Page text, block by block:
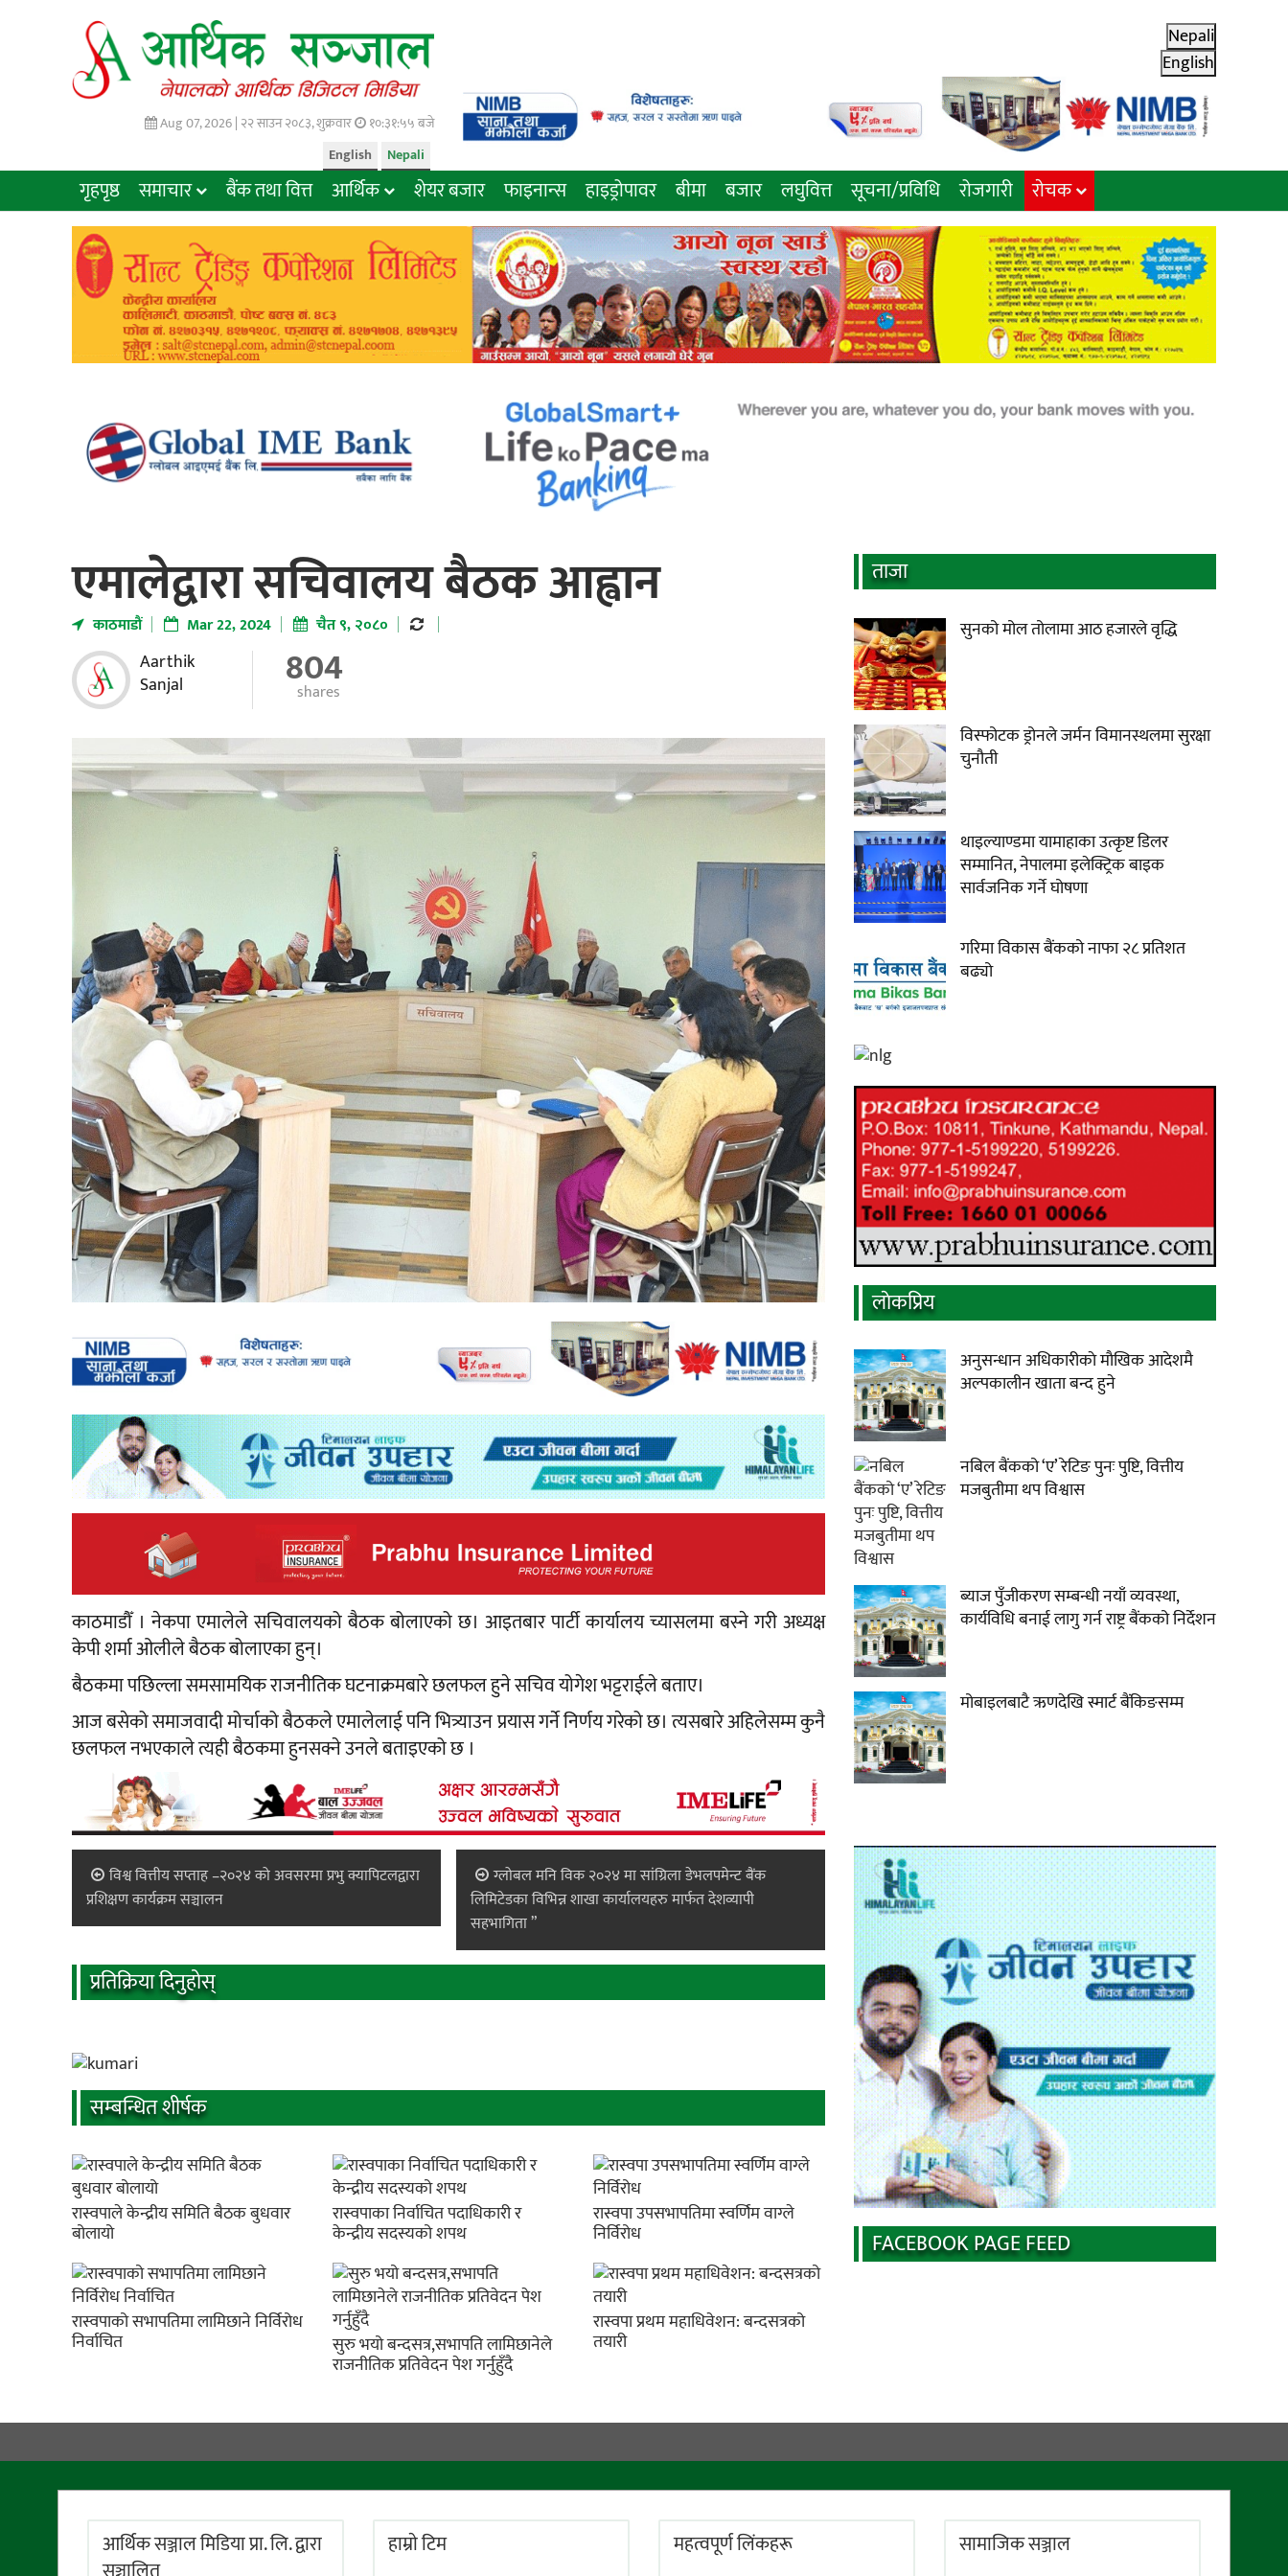
Aug 07, 2026 | २२ साउन २०८३, शुक्रवार
१०:३१:५६ बजे
Nepali
English
Nepali
English
गृहपृष्ठ समाचार बैंक तथा वित्त आर्थिक शेयर बजार फाइनान्स हाइड्रोपावर बीमा बजार लघुवित्त सूचना/प्रविधि रोजगारी राेचक
एमालेद्वारा सचिवालय बैठक आह्वान
काठमाडाैं Mar 22, 2024 चैत ९, २०८०
Aarthik
Sanjal
804
shares
काठमाडौँ । नेकपा एमालेले सचिवालयको बैठक बोलाएको छ। आइतबार पार्टी कार्यालय च्यासलमा बस्ने गरी अध्यक्ष
केपी शर्मा ओलीले बैठक बोलाएका हुन्।
बैठकमा पछिल्ला समसामयिक राजनीतिक घटनाक्रमबारे छलफल हुने सचिव योगेश भट्टराईले बताए।
आज बसेको समाजवादी मोर्चाको बैठकले एमालेलाई पनि भित्र्याउन प्रयास गर्ने निर्णय गरेको छ। त्यसबारे अहिलेसम्म कुनै
छलफल नभएकाले त्यही बैठकमा हुनसक्ने उनले बताइएको छ ।
विश्व वित्तीय सप्ताह –२०२४ को अवसरमा प्रभु क्यापिटलद्वारा
प्रशिक्षण कार्यक्रम सञ्चालन
ग्लोबल मनि विक २०२४ मा सांग्रिला डेभलपमेन्ट बैंक
लिमिटेडका विभिन्न शाखा कार्यालयहरु मार्फत देशव्यापी
सहभागिता ”
प्रतिक्रिया दिनुहोस्
सम्बन्धित शीर्षक
रास्वपाले केन्द्रीय समिति बैठक बुधवार
बोलायो
रास्वपाका निर्वाचित पदाधिकारी र
केन्द्रीय सदस्यको शपथ
रास्वपा उपसभापतिमा स्वर्णिम वाग्ले
निर्विरोध
रास्वपाको सभापतिमा लामिछाने निर्विरोध
निर्वाचित सुरु भयो बन्दसत्र,सभापति लामिछानेले
राजनीतिक प्रतिवेदन पेश गर्नुहुँदै
रास्वपा प्रथम महाधिवेशन: बन्दसत्रको
तयारी
ताजा
सुनको मोल तोलामा आठ हजारले वृद्धि
विस्फोटक ड्रोनले जर्मन विमानस्थलमा सुरक्षा
चुनौती
थाइल्याण्डमा यामाहाका उत्कृष्ट डिलर
सम्मानित, नेपालमा इलेक्ट्रिक बाइक
सार्वजनिक गर्ने घोषणा
गरिमा विकास बैंकको नाफा २८ प्रतिशत
बढ्यो
लाेकप्रिय
अनुसन्धान अधिकारीकाे माैखिक आदेशमै
अल्पकालीन खाता बन्द हुने
नबिल बैंकको ‘ए’ रेटिङ पुनः पुष्टि, वित्तीय
मजबुतीमा थप विश्वास
ब्याज पुँजीकरण सम्बन्धी नयाँ व्यवस्था,
कार्यविधि बनाई लागु गर्न राष्ट्र बैंकको निर्देशन
मोबाइलबाटै ऋणदेखि स्मार्ट बैंकिङसम्म
FACEBOOK PAGE FEED
आर्थिक सञ्जाल मिडिया प्रा. लि. द्वारा
हाम्राे टिम महत्वपूर्ण लिंकहरू सामाजिक सञ्जाल